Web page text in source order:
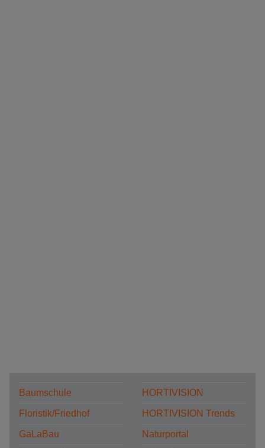
Baumschule
Floristik/Friedhof
GaLaBau
HORTIVISION
HORTIVISION Trends
Naturportal